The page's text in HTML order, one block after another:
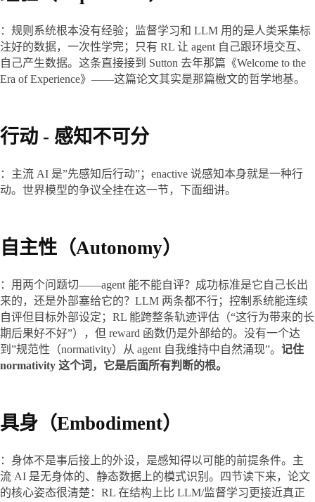
：规则系统根本没有经验；监督学习和 LLM 用的是人类采集标
注好的数据，一次性学完；只有 RL 让 agent 自己跟环境交互、
自己产生数据。这条直接接到 Sutton 去年那篇《Welcome to the
Era of Experience》——这篇论文其实是那篇檄文的哲学地基。
行动 - 感知不可分
：主流 AI 是”先感知后行动”；enactive 说感知本身就是一种行
动。世界模型的争议全挂在这一节，下面细讲。
自主性（Autonomy）
：用两个问题切——agent 能不能自评？成功标准是它自己长出
来的，还是外部塞给它的？LLM 两条都不行；控制系统能连续
自评但目标外部设定；RL 能跨整条轨迹评估（“这行为带来的长
期后果好不好”），但 reward 函数仍是外部给的。没有一个达
到”规范性（normativity）从 agent 自我维持中自然涌现”。 记住
normativity 这个词，它是后面所有判断的根。
具身（Embodiment）
：身体不是事后接上的外设，是感知得以可能的前提条件。主
流 AI 是无身体的、静态数据上的模式识别。四节读下来，论文
的核心姿态很清楚：RL 在结构上比 LLM/监督学习更接近真正